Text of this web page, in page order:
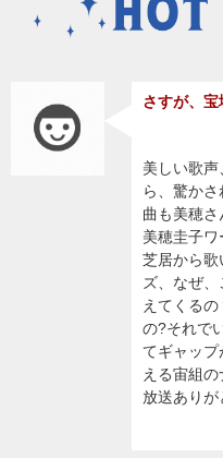
さすが、
美しい歌
ら、驚か
曲も美穂さ
美穂圭子
芝居から歌
ズ、なぜ
えてくる
の?それで
てギャッ
える宙組の
放送ありが